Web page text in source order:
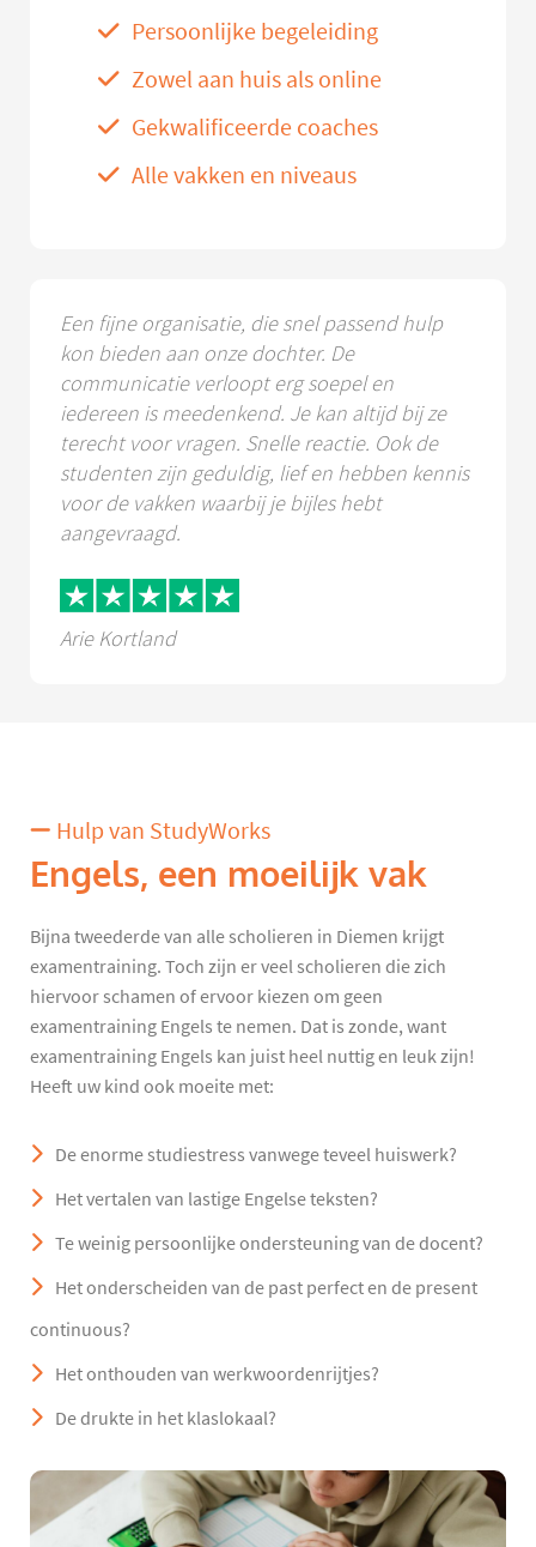
Persoonlijke begeleiding
Zowel aan huis als online
Gekwalificeerde coaches
Alle vakken en niveaus
Een fijne organisatie, die snel passend hulp
kon bieden aan onze dochter. De
communicatie verloopt erg soepel en
iedereen is meedenkend. Je kan altijd bij ze
terecht voor vragen. Snelle reactie. Ook de
studenten zijn geduldig, lief en hebben kennis
voor de vakken waarbij je bijles hebt
aangevraagd.
Arie Kortland
Hulp van StudyWorks
Engels, een moeilijk vak
Bijna tweederde van alle scholieren in Diemen krijgt
examentraining. Toch zijn er veel scholieren die zich
hiervoor schamen of ervoor kiezen om geen
examentraining Engels te nemen. Dat is zonde, want
examentraining Engels kan juist heel nuttig en leuk zijn!
Heeft uw kind ook moeite met:
De enorme studiestress vanwege teveel huiswerk?
Het vertalen van lastige Engelse teksten?
Te weinig persoonlijke ondersteuning van de docent?
Het onderscheiden van de past perfect en de present
continuous?
Het onthouden van werkwoordenrijtjes?
De drukte in het klaslokaal?